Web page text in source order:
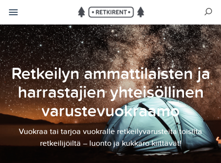
Retkeilyn ammattilaisten ja
harrastajien yhteisöllinen
varustevuokraamo
Vuokraa tai tarjoa vuokralle retkeilyvarusteita toisilta
retkeilijöiltä – luonto ja kukkaro kiittävät!